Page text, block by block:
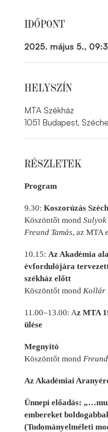
IDŐPONT
2025. május 5.,
HELYSZÍN
MTA Székház
1051 Budapest,
RÉSZLETEK
Program
9.30: Koszorúzás
Köszöntőt mond Sulyok
Freund Tamás, az MTA
10.15: Az Akadémia
évfordulójára
székház előtt
Köszöntőt mond Kollár
11.00–13.00: Az MTA
ülése
Megnyitó
Köszöntőt mond
Az Akadémiai
Ünnepi előadás:
embereket
(Tudományelméleti